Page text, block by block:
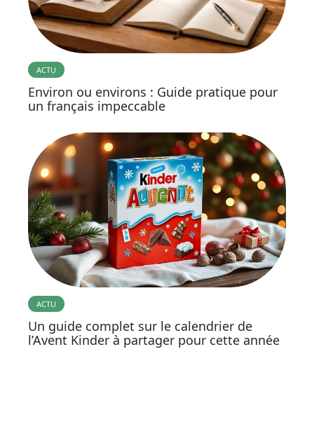
ACTU
Environ ou environs : Guide pratique pour
un français impeccable
ACTU
Un guide complet sur le calendrier de
l’Avent Kinder à partager pour cette année